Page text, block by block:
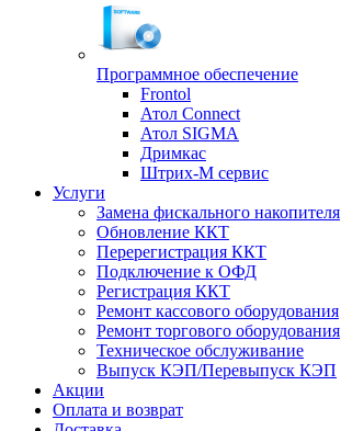
Программное обеспечение
Frontol
Атол Connect
Атол SIGMA
Дримкас
Штрих-М сервис
Услуги
Замена фискального накопителя
Обновление ККТ
Перерегистрация ККТ
Подключение к ОФД
Регистрация ККТ
Ремонт кассового оборудования
Ремонт торгового оборудования
Техническое обслуживание
Выпуск КЭП/Перевыпуск КЭП
Акции
Оплата и возврат